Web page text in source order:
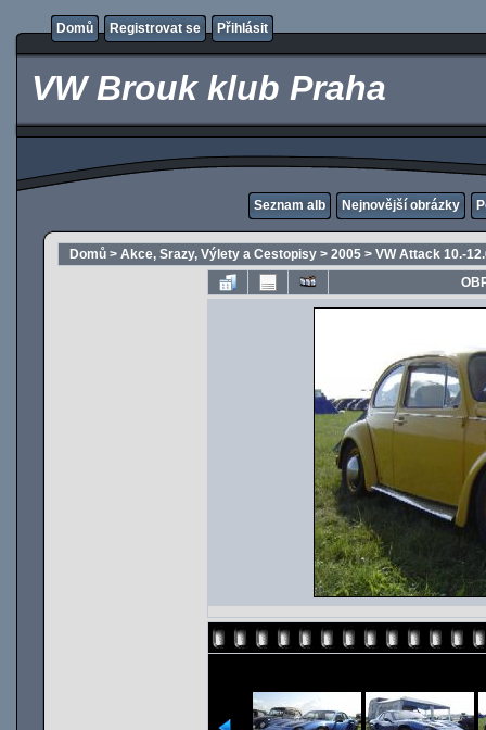
Domů Registrovat se Přihlásit
VW Brouk klub Praha
Seznam alb Nejnovější obrázky
Domů > Akce, Srazy, Výlety a Cestopisy > 2005 > VW Attack 10.-